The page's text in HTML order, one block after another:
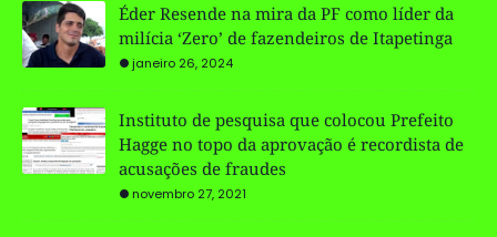
Éder Resende na mira da PF como líder da
milícia ‘Zero’ de fazendeiros de Itapetinga
janeiro 26, 2024
Instituto de pesquisa que colocou Prefeito
Hagge no topo da aprovação é recordista de
acusações de fraudes
novembro 27, 2021